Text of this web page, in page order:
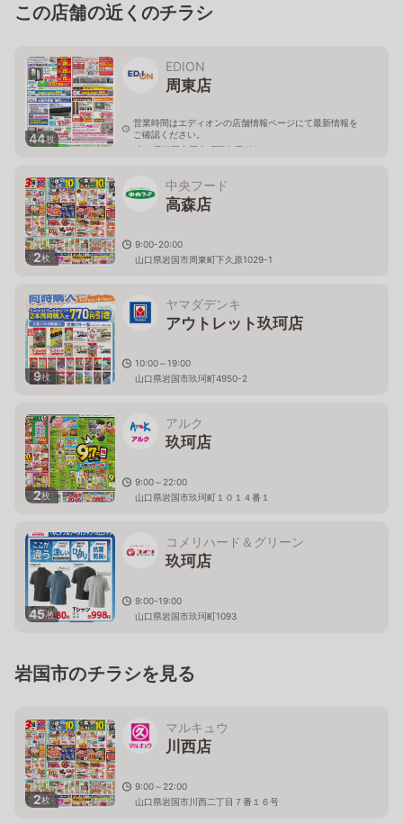
この店舗の近くのチラシ
44枚
EDION
周東店
営業時間はエディオンの店舗情報ページにて最新情報を
ご確認ください。
山口県岩国市周東町下久原431-1
2枚
中央フード
高森店
9:00-20:00
山口県岩国市周東町下久原1029-1
9枚
ヤマダデンキ
アウトレット玖珂店
10:00～19:00
山口県岩国市玖珂町4950-2
2枚
アルク
玖珂店
9:00～22:00
山口県岩国市玖珂町１０１４番１
45枚
コメリハード＆グリーン
玖珂店
9:00-19:00
山口県岩国市玖珂町1093
岩国市のチラシを見る
2枚
マルキュウ
川西店
9:00～22:00
山口県岩国市川西二丁目７番１６号